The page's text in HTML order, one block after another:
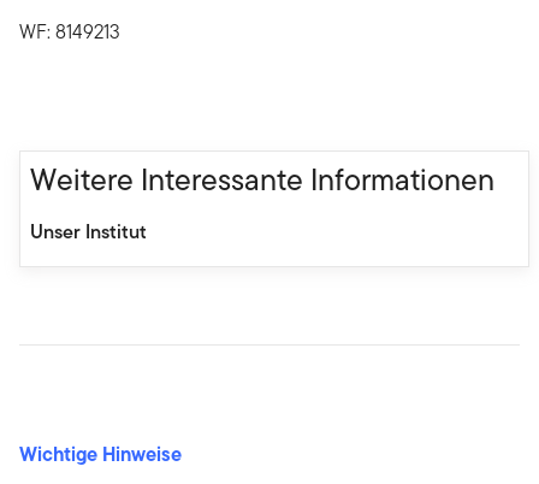
WF: 8149213
Weitere Interessante Informationen
Unser Institut
Wichtige Hinweise